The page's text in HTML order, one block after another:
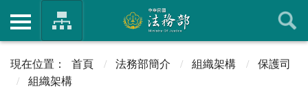
首頁 法務部簡介 組織架構
保護司
組織架構